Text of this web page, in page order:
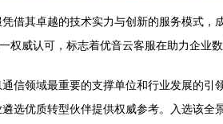
其卓越的技术实力与创新的服务模式，
权威认可，标志着优音云客服在助力企业
信领域最重要的支撑单位和行业发展的
选优质转型伙伴提供权威参考。入选该